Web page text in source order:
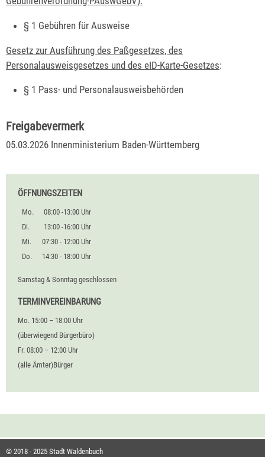
§ 1 Gebühren für Ausweise
Gesetz zur Ausführung des Paßgesetzes, des
Personalausweisgesetzes und des eID-Karte-Gesetzes:
§ 1 Pass- und Personalausweisbehörden
Freigabevermerk
05.03.2026 Innenministerium Baden-Württemberg
ÖFFNUNGSZEITEN
Mo.
08:00 -13:00 Uhr
Di.
13:00 -16:00 Uhr
Mi.
07:30 - 12:00 Uhr
Do.
14:30 - 18:00 Uhr
Samstag & Sonntag geschlossen
TERMINVEREINBARUNG
Mo. 15:00 – 18:00 Uhr
(überwiegend Bürgerbüro)
Fr. 08:00 – 12:00 Uhr
(alle Ämter)Bürger
© 2018 - 2025 Stadt Waldenbuch